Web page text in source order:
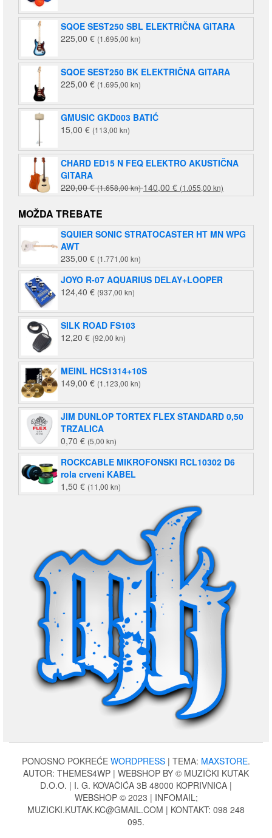
SQOE SEST250 SBL ELEKTRIČNA GITARA
225,00 € (1.695,00 kn)
SQOE SEST250 BK ELEKTRIČNA GITARA
225,00 € (1.695,00 kn)
GMUSIC GKD003 BATIĆ
15,00 € (113,00 kn)
CHARD ED15 N FEQ ELEKTRO AKUSTIČNA
GITARA
220,00€ (1.658,00 kn)Izvorna
cijena
je:
220,00 €
140,00 € (1.055,00 kn)
cijena
140,00 €
(1.055,00
MOŽDA TREBATE
SQUIER SONIC STRATOCASTER HT MN WPG
AWT
235,00 € (1.771,00 kn)
JOYO R-07 AQUARIUS DELAY+LOOPER
124,40 € (937,00 kn)
SILK ROAD FS103
12,20 € (92,00 kn)
MEINL HCS1314+10S
149,00 € (1.123,00 kn)
JIM DUNLOP TORTEX FLEX STANDARD 0,50
TRZALICA
0,70 € (5,00 kn)
ROCKCABLE MIKROFONSKI RCL10302 D6
rola crveni KABEL
1,50 € (11,00 kn)
PONOSNO POKREĆE WORDPRESS | TEMA: MAXSTORE.
AUTOR: THEMES4WP | WEBSHOP BY © MUZIČKI KUTAK
D.O.O. | I. G. KOVAČIĆA 3B 48000 KOPRIVNICA |
WEBSHOP © 2023 | INFOMAIL;
MUZICKI.KUTAK.KC@GMAIL.COM | KONTAKT: 098 248
095.